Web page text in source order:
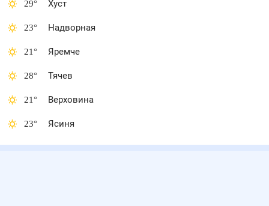
29° Хуст
23° Надворная
21° Яремче
28° Тячев
21° Верховина
23° Ясиня